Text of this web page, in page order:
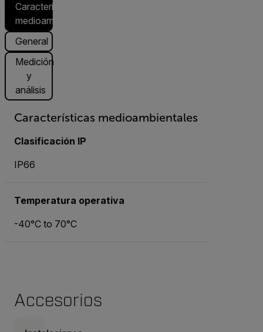
Características
medioambientales
General
Medición
y
análisis
Características medioambientales
Clasificación IP
IP66
Temperatura operativa
-40°C to 70°C
Accesorios